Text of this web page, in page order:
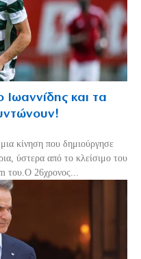
Ιωαννίδης και τα
κίνηση που δημιούργησε
ύστερα από το κλείσιμο του
του.Ο 26χρονος...